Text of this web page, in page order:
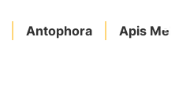
Antophora Apis